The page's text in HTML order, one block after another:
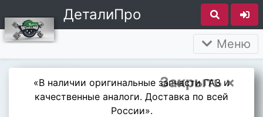
ДеталиПро
Меню
Закрыть ×
«В наличии оригинальные запчасти ГАЗ и
качественные аналоги. Доставка по всей
России».